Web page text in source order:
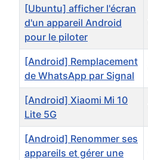
[Ubuntu] afficher l'écran
d'un appareil Android
pour le piloter
[Android] Remplacement
de WhatsApp par Signal
[Android] Xiaomi Mi 10
Lite 5G
[Android] Renommer ses
appareils et gérer une